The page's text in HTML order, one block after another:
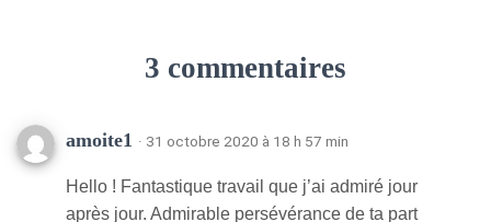
3 commentaires
amoite1 · 31 octobre 2020 à 18 h 57 min
Hello ! Fantastique travail que j’ai admiré jour
après jour. Admirable persévérance de ta part